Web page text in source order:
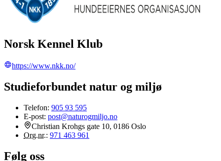
Norsk Kennel Klub
https://www.nkk.no/
Studieforbundet natur og miljø
Telefon: 905 93 595
E-post: post@naturogmiljo.no
Christian Krohgs gate 10, 0186 Oslo
Org.nr.: 971 463 961
Følg oss